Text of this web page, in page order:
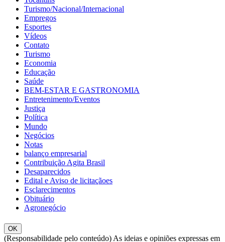
Turismo/Nacional/Internacional
Empregos
Esportes
Vídeos
Contato
Turismo
Economia
Educação
Saúde
BEM-ESTAR E GASTRONOMIA
Entretenimento/Eventos
Justiça
Política
Mundo
Negócios
Notas
balanço empresarial
Contribuição Agita Brasil
Desaparecidos
Edital e Aviso de licitaçãoes
Esclarecimentos
Obituário
Agronegócio
OK
(Responsabilidade pelo conteúdo) As ideias e opiniões expressas em